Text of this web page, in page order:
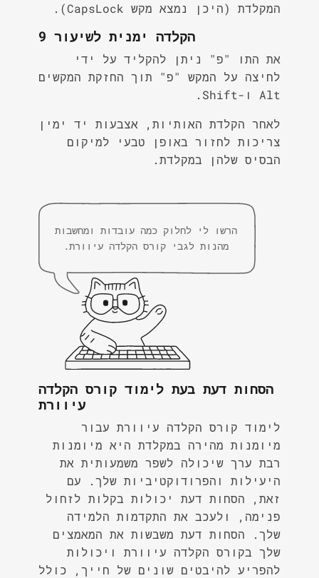
המקלדת (היכן נמצא מקש CapsLock).
הקלדה ימנית לשיעור 9
את התו "פ" ניתן להקליד על ידי
לחיצה על המקש "פ" תוך החזקת המקשים
Alt ו-Shift.
לאחר הקלדת האותיות, אצבעות יד ימין
צריכות לחזור באופן טבעי למיקום
הבסיס שלהן במקלדת.
הרשו לי לחלוק כמה עובדות ומחשבות
מהנות לגבי קורס הקלדה עיוורת.
הסחות דעת בעת לימוד קורס הקלדה
עיוורת
לימוד קורס הקלדה עיוורת עבור
מיומנות מהירה במקלדת היא מיומנות
רבת ערך שיכולה לשפר משמעותית את
היעילות והפרודוקטיביות שלך. עם
זאת, הסחות דעת יכולות בקלות לזחול
פנימה, ולעכב את התקדמות הלמידה
שלך. הסחות דעת משבשות את המאמצים
שלך בקורס הקלדה עיוורת ויכולות
להפריע להיבטים שונים של חייך, כולל